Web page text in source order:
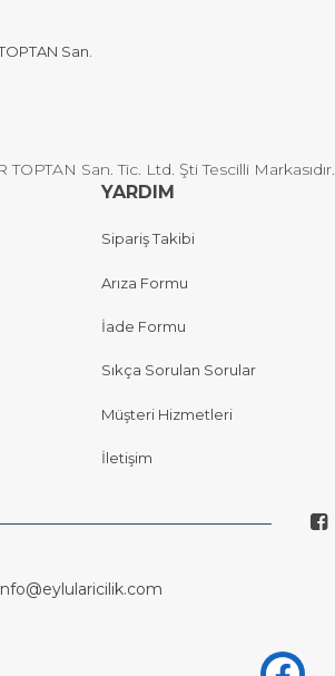
San.
San. Tic. Ltd. Şti Tescilli Markasıdır.
YARDIM
Sipariş Takibi
Arıza Formu
İade Formu
Sıkça Sorulan Sorular
Müşteri Hizmetleri
İletişim